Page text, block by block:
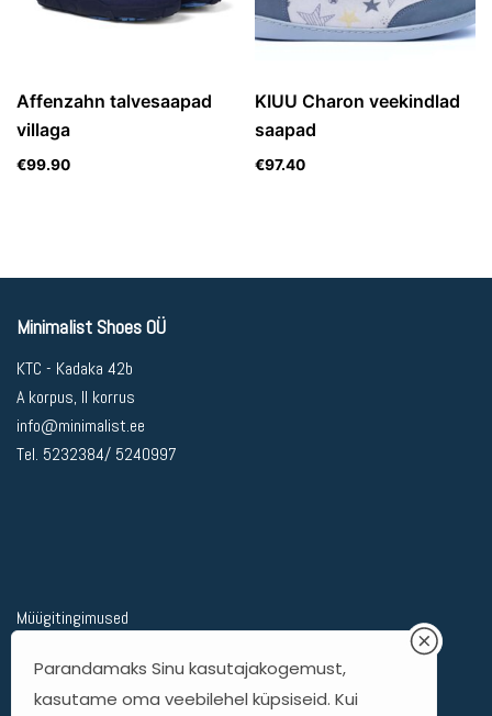
Affenzahn talvesaapad
villaga
€99.90
KIUU Charon veekindlad
saapad
€97.40
Minimalist Shoes OÜ
KTC - Kadaka 42b
A korpus, II korrus
info@minimalist.ee
Tel. 5232384/ 5240997
Müügitingimused
Kohaletoimetamine
Kauba tagastamine
Parandamaks Sinu kasutajakogemust,
kasutame oma veebilehel küpsiseid. Kui